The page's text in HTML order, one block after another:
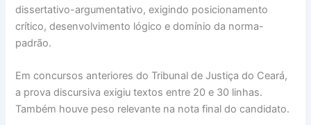
dissertativo-argumentativo, exigindo posicionamento
crítico, desenvolvimento lógico e domínio da norma-
padrão.
Em concursos anteriores do Tribunal de Justiça do Ceará,
a prova discursiva exigiu textos entre 20 e 30 linhas.
Também houve peso relevante na nota final do candidato.